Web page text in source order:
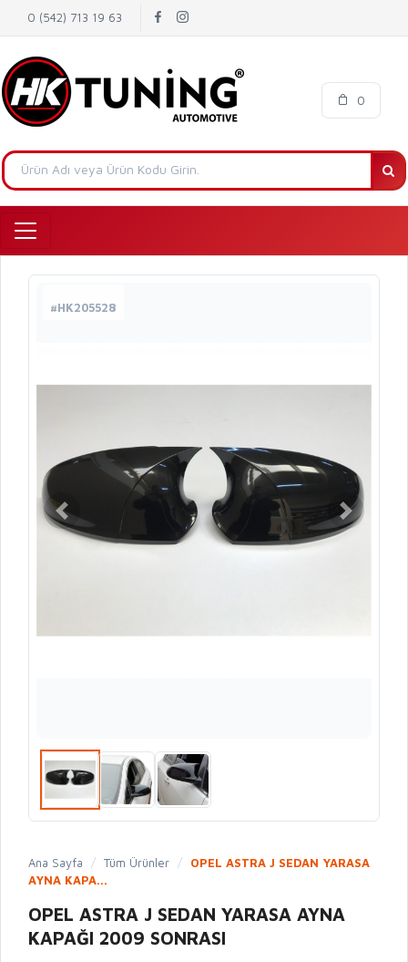
0 (542) 713 19 63
0
#HK205528
Ana Sayfa / Tüm Ürünler /
OPEL ASTRA J SEDAN YARASA
AYNA KAPA...
OPEL ASTRA J SEDAN YARASA AYNA
KAPAĞI 2009 SONRASI